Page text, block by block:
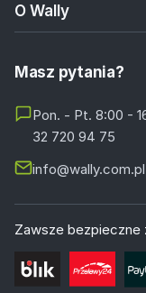
O Wally
Masz pytania?
Pon. - Pt. 8:00 -
32 720 94 75
info@wally.com.pl
Zawsze bezpieczne